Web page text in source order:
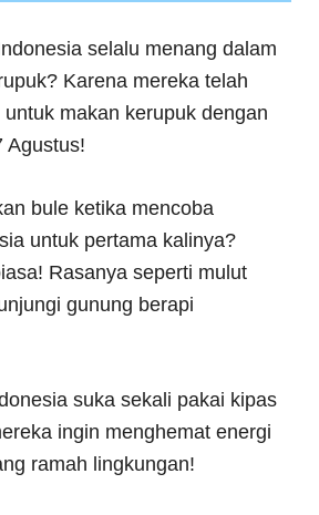
selalu menang dalam
Karena mereka telah
makan kerupuk dengan
Agustus!
bule ketika mencoba
untuk pertama kalinya?
Rasanya seperti mulut
gunung berapi
suka sekali pakai kipas
ingin menghemat energi
ramah lingkungan!